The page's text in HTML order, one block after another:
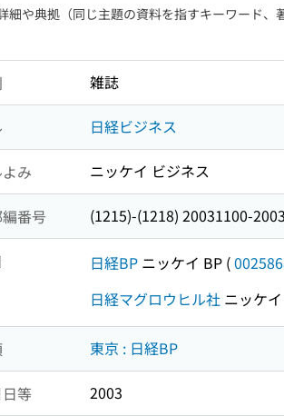
細や典拠（同じ主題の資料を指すキーワード、
雑誌
日経ビジネス
み ニッケイ ビジネス
番号 (1215)-(1218) 20031100-
日経BP ニッケイ BP (
日経マグロウヒル社 ニッケ
東京 : 日経BP
等 2003